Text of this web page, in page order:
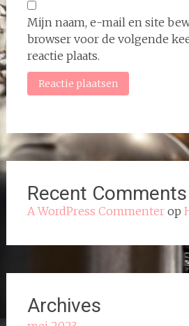
Mijn naam, e-mail en site
browser voor de volgende
reactie plaats.
Recent Comments
A WordPress Commenterop
Archives